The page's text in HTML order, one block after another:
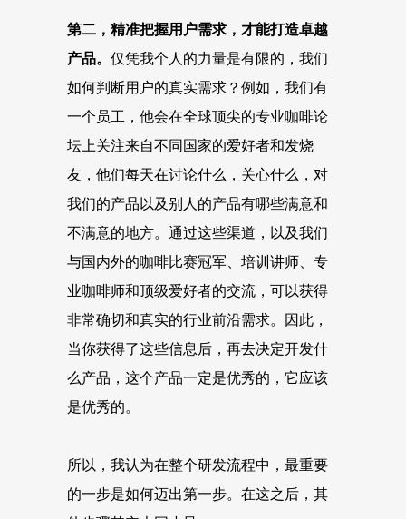
第二， 精准把握用户需求，才能打造卓越
产品。 仅凭我个人的力量是有限的，我们
如何判断用户的真实需求？例如，我们有
一个员工，他会在全球顶尖的专业咖啡论
坛上关注来自不同国家的爱好者和发烧
友，他们每天在讨论什么，关心什么，对
我们的产品以及别人的产品有哪些满意和
不满意的地方。通过这些渠道，以及我们
与国内外的咖啡比赛冠军、培训讲师、专
业咖啡师和顶级爱好者的交流，可以获得
非常确切和真实的行业前沿需求。因此，
当你获得了这些信息后，再去决定开发什
么产品，这个产品一定是优秀的，它应该
是优秀的。
所以，我认为在整个研发流程中，最重要
的一步是如何迈出第一步。在这之后，其